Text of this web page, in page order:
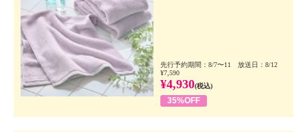
先行予約期間：8/7〜11 放送日：8/12
¥7,590
¥4,930(税込)
35%OFF